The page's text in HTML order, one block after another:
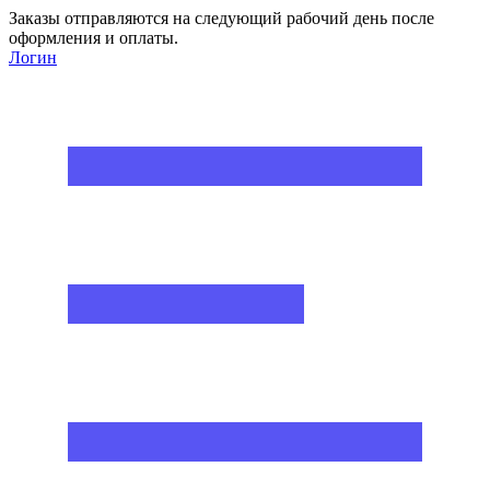
Заказы отправляются на следующий рабочий день после
оформления и оплаты.
Логин